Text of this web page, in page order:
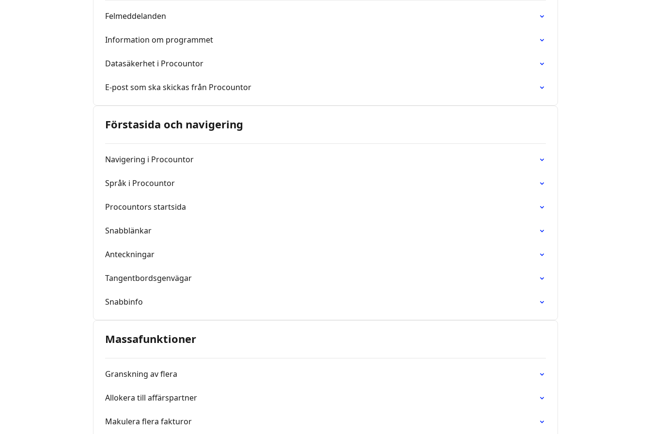
Felmeddelanden
Information om programmet
Datasäkerhet i Procountor
E-post som ska skickas från Procountor
Förstasida och navigering
Navigering i Procountor
Språk i Procountor
Procountors startsida
Snabblänkar
Anteckningar
Tangentbordsgenvägar
Snabbinfo
Massafunktioner
Granskning av flera
Allokera till affärspartner
Makulera flera fakturor